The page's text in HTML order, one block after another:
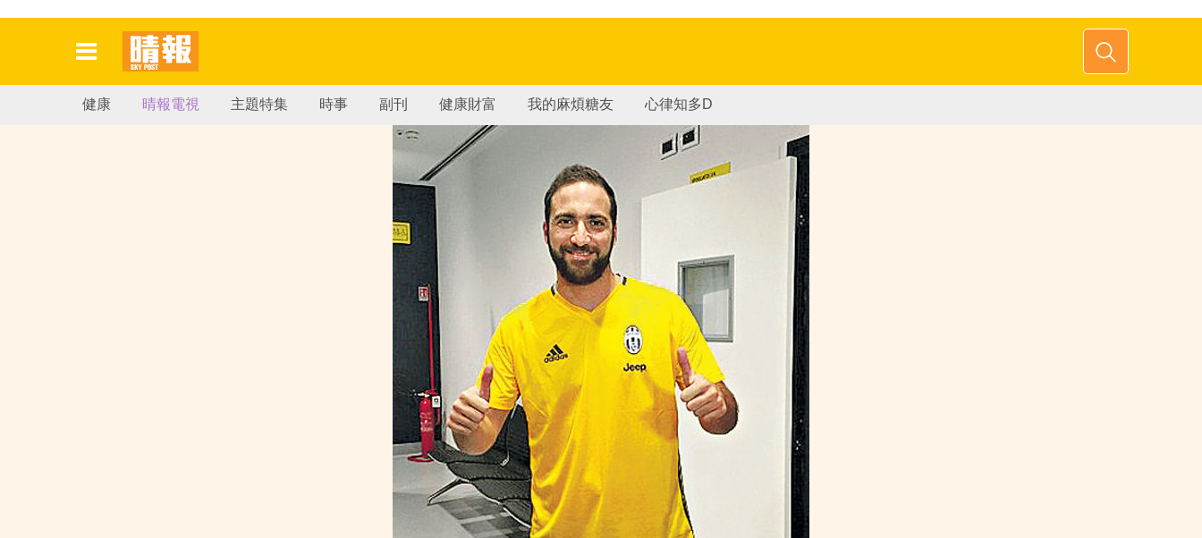
健康 晴報電視 主題特集 時事 副刊 健康財富 我的麻煩糖友 心律知多D